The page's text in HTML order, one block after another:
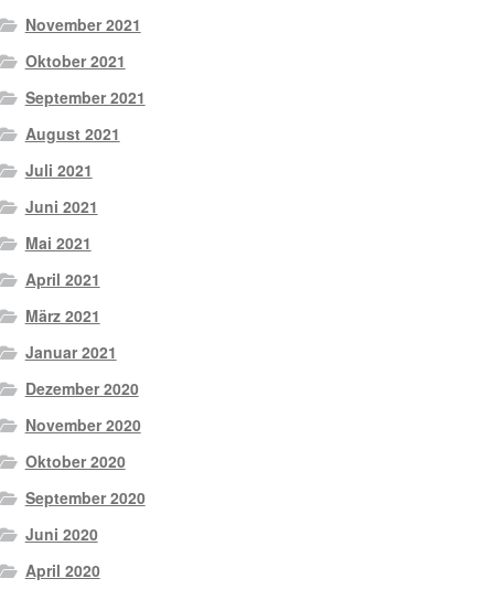
November 2021
Oktober 2021
September 2021
August 2021
Juli 2021
Juni 2021
Mai 2021
April 2021
März 2021
Januar 2021
Dezember 2020
November 2020
Oktober 2020
September 2020
Juni 2020
April 2020